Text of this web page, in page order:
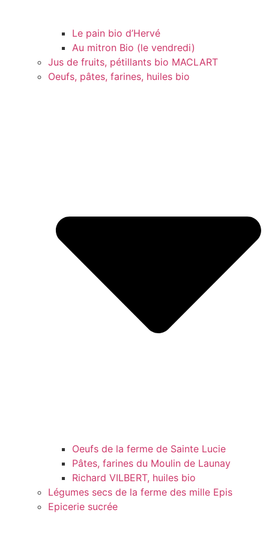
Le pain bio d’Hervé
Au mitron Bio (le vendredi)
Jus de fruits, pétillants bio MACLART
Oeufs, pâtes, farines, huiles bio
Oeufs de la ferme de Sainte Lucie
Pâtes, farines du Moulin de Launay
Richard VILBERT, huiles bio
Légumes secs de la ferme des mille Epis
Epicerie sucrée